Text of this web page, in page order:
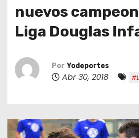
nuevos
Liga Douglas
Por Yodeportes
Abr 30, 2018